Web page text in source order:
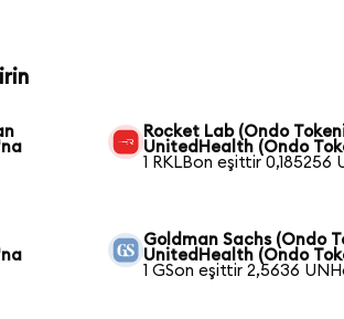
Rocket Lab (Ondo
UnitedHealth (Ondo
1 RKLBon eşittir 0,185256
Goldman Sachs (Ondo
UnitedHealth (Ondo
1 GSon eşittir 2,5636